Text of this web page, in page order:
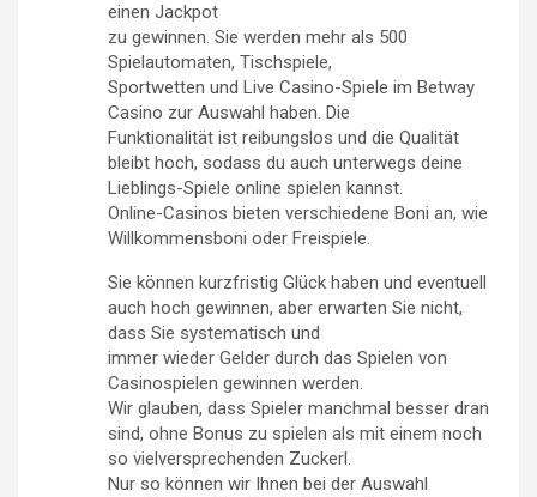
einen Jackpot
zu gewinnen. Sie werden mehr als 500
Spielautomaten, Tischspiele,
Sportwetten und Live Casino-Spiele im Betway
Casino zur Auswahl haben. Die
Funktionalität ist reibungslos und die Qualität
bleibt hoch, sodass du auch unterwegs deine
Lieblings-Spiele online spielen kannst.
Online-Casinos bieten verschiedene Boni an, wie
Willkommensboni oder Freispiele.
Sie können kurzfristig Glück haben und eventuell
auch hoch gewinnen, aber erwarten Sie nicht,
dass Sie systematisch und
immer wieder Gelder durch das Spielen von
Casinospielen gewinnen werden.
Wir glauben, dass Spieler manchmal besser dran
sind, ohne Bonus zu spielen als mit einem noch
so vielversprechenden Zuckerl.
Nur so können wir Ihnen bei der Auswahl